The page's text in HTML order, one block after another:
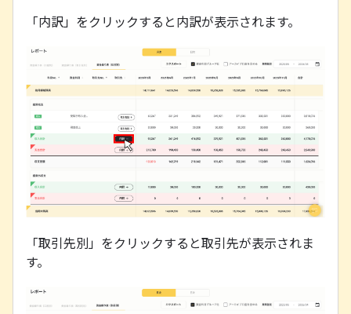
「内訳」をクリックすると内訳が表示されます。
「取引先別」をクリックすると取引先が表示されま
す。